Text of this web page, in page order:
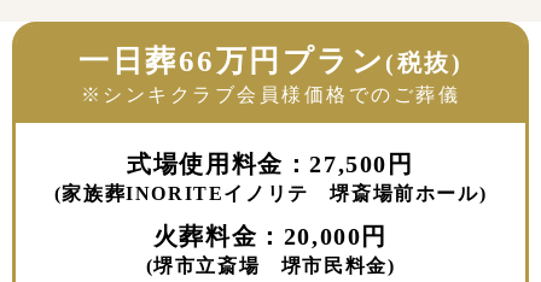
一日葬66万円プラン (税抜)
※シンキクラブ会員様価格でのご葬儀
式場使用料金：27,500円
(家族葬INORITEイノリテ 堺斎場前ホール)
火葬料金：20,000円
(堺市立斎場 堺市民料金)